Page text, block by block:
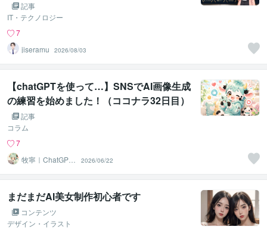
記事
IT・テクノロジー
7
jiseramu
2026/08/03
【chatGPTを使って…】SNSでAI画像生成
の練習を始めました！（ココナラ32日目）
記事
コラム
7
牧寧｜ChatGPT
初心者サポート
2026/06/22
まだまだAI美女制作初心者です
コンテンツ
デザイン・イラスト